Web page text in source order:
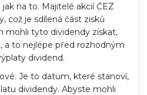
na to. Majitelé akcií ČEZ
což je sdílená část zisků
mohli tyto dividendy získat,
a to nejlépe před rozhodným
dividend.
Je to datum, které stanoví,
dividendy. Abyste mohli